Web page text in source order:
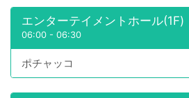
エンターテイメントホール(1F)
06:00 - 06:30
ポチャッコ